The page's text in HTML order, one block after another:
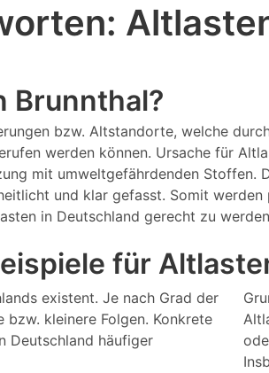
Brunnthal?
bzw. Altstandorte, welche
werden können. Ursache für
mit umweltgefährdenden Stoffen.
und klar gefasst. Somit
in Deutschland gerecht zu
für
existent. Je nach Grad der
kleinere Folgen. Konkrete
Deutschland häufiger